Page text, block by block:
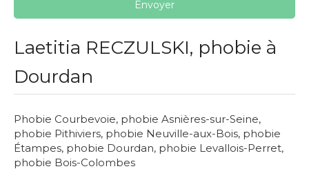
Envoyer
Laetitia RECZULSKI, phobie à
Dourdan
Phobie Courbevoie, phobie Asnières-sur-Seine,
phobie Pithiviers, phobie Neuville-aux-Bois, phobie
Étampes, phobie Dourdan, phobie Levallois-Perret,
phobie Bois-Colombes